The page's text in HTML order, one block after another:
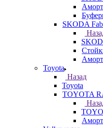
SKODA
Toyota
Назад
Toyota
TOYOTA